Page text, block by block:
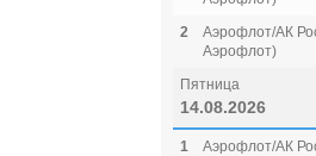
2
Аэрофлот/АК
Аэрофлот)
Пятница
14.08.2026
1
Аэрофлот/АК